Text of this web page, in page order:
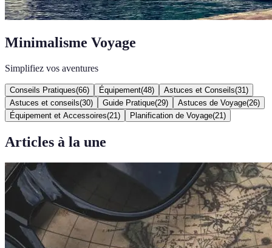
Minimalisme Voyage
Simplifiez vos aventures
Conseils Pratiques(66) Équipement(48) Astuces et Conseils(31 )
Astuces et conseils(30) Guide Pratique(29) Astuces de Voyage(26)
Équipement et Accessoires(21 ) Planification de Voyage(21 )
Articles à la une